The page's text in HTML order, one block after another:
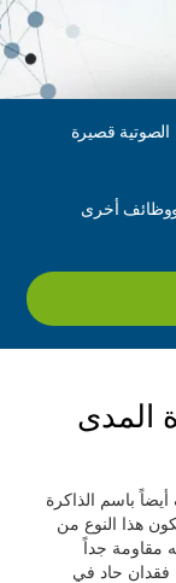
قصيرة
ووظائف أخرى
المدى
باسم الذاكرة
هذا النوع من
مقاومة جداً
فقدان حاد في